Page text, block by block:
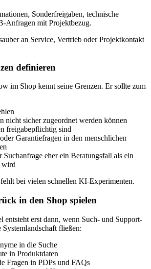
Sonderfreigaben, technische
Anfragen mit Projektbezug.
an Service, Vertrieb oder Projektkontakt
definieren
im Shop kennt seine Grenzen. Er sollte zum
nicht sicher zugeordnet werden können
freigabepflichtig sind
Garantiefragen in den menschlichen
Suchanfrage eher ein Beratungsfall als ein
wird
bei vielen schnellen KI-Experimenten.
in den Shop spielen
entsteht erst dann, wenn Such- und Support-
fließen:
in die Suche
in Produktdaten
Fragen in PDPs und FAQs